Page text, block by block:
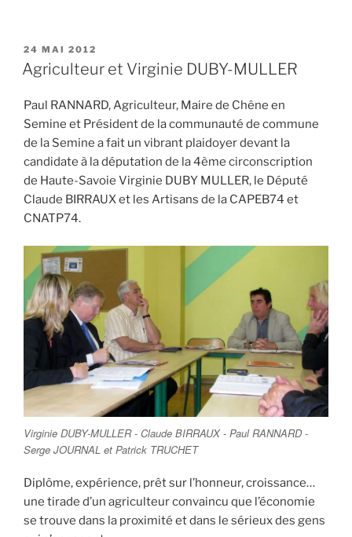
PUBLIÉ
LE
24 MAI 2012
Agriculteur et Virginie DUBY-MULLER
Paul RANNARD, Agriculteur, Maire de Chêne en
Semine et Président de la communauté de commune
de la Semine a fait un vibrant plaidoyer devant la
candidate à la députation de la 4ème circonscription
de Haute-Savoie Virginie DUBY MULLER, le Député
Claude BIRRAUX et les Artisans de la CAPEB74 et
CNATP74.
Virginie DUBY-MULLER - Claude BIRRAUX - Paul RANNARD -
Serge JOURNAL et Patrick TRUCHET
Diplôme, expérience, prêt sur l’honneur, croissance…
une tirade d’un agriculteur convaincu que l’économie
se trouve dans la proximité et dans le sérieux des gens